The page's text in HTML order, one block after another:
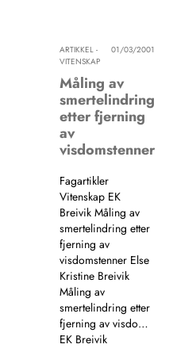
ARTIKKEL -
VITENSKAP
01/03/2001
Måling av
smertelindring
etter fjerning
av
visdomstenner
Fagartikler
Vitenskap EK
Breivik Måling av
smertelindring etter
fjerning av
visdomstenner Else
Kristine Breivik
Måling av
smertelindring etter
fjerning av visdo…
EK Breivik